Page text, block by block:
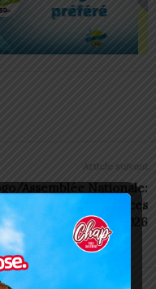
Article suivant
Assemblée Nationale:
cap sur la loi des finances
2026